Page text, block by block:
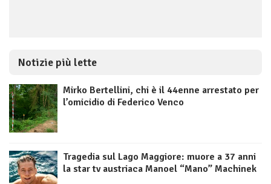
Notizie più lette
Mirko Bertellini, chi è il 44enne arrestato per
l’omicidio di Federico Venco
Tragedia sul Lago Maggiore: muore a 37 anni
la star tv austriaca Manoel “Mano” Machinek